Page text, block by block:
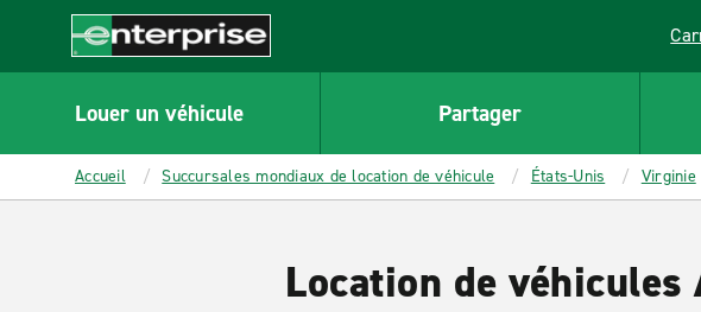
CONTENT
Enterprise
Louer un véhicule Partager
Accueil Succursales mondiaux de location de véhicule États-Unis Virginie
Location de